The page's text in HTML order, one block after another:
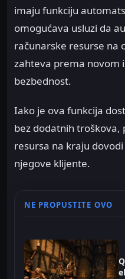
imaju funkciju
omogućava usluzi da
računarske resurse na
zahteva prema novom
bezbednost.
Iako je ova funkcija
bez dodatnih troškova,
resursa na kraju
njegove klijente.
NE PROPUSTITE OVO